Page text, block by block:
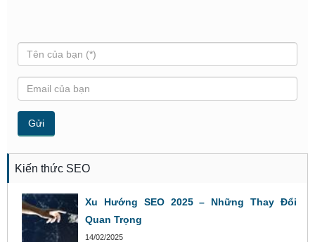
Kiến thức SEO
Xu Hướng SEO 2025 – Những Thay Đổi
Quan Trọng
14/02/2025